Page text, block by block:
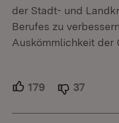
der Stadt- und
Berufes zu
Auskömmlichkeit der
179 Unterstützer.
37